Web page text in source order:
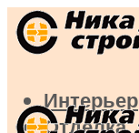
Интерьер
Отделка